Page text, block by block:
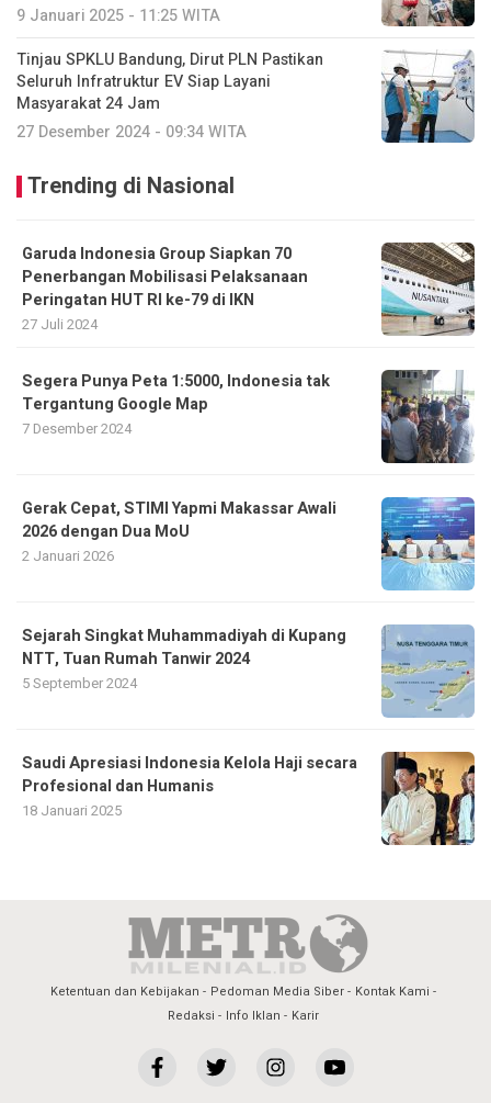
9 Januari 2025 - 11:25 WITA
Tinjau SPKLU Bandung, Dirut PLN Pastikan
Seluruh Infratruktur EV Siap Layani
Masyarakat 24 Jam
27 Desember 2024 - 09:34 WITA
Trending di Nasional
Garuda Indonesia Group Siapkan 70
Penerbangan Mobilisasi Pelaksanaan
Peringatan HUT RI ke-79 di IKN
27 Juli 2024
Segera Punya Peta 1:5000, Indonesia tak
Tergantung Google Map
7 Desember 2024
Gerak Cepat, STIMI Yapmi Makassar Awali
2026 dengan Dua MoU
2 Januari 2026
Sejarah Singkat Muhammadiyah di Kupang
NTT, Tuan Rumah Tanwir 2024
5 September 2024
Saudi Apresiasi Indonesia Kelola Haji secara
Profesional dan Humanis
18 Januari 2025
Ketentuan dan Kebijakan Pedoman Media Siber
Kontak Kami
Redaksi
Info Iklan Karir